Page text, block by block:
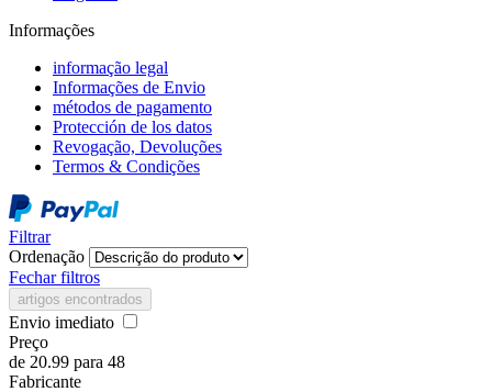
Informações
informação legal
Informações de Envio
métodos de pagamento
Protección de los datos
Revogação, Devoluções
Termos & Condições
Filtrar
Ordenação
Fechar filtros
artigos encontrados
Envio imediato
Preço
de 20.99 para 48
Fabricante